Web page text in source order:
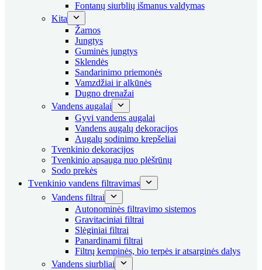
Fontanų siurblių išmanus valdymas
Kita
Žarnos
Jungtys
Guminės jungtys
Sklendės
Sandarinimo priemonės
Vamzdžiai ir alkūnės
Dugno drenažai
Vandens augalai
Gyvi vandens augalai
Vandens augalų dekoracijos
Augalų sodinimo krepšeliai
Tvenkinio dekoracijos
Tvenkinio apsauga nuo plėšrūnų
Sodo prekės
Tvenkinio vandens filtravimas
Vandens filtrai
Autonominės filtravimo sistemos
Gravitaciniai filtrai
Slėginiai filtrai
Panardinami filtrai
Filtrų kempinės, bio terpės ir atsarginės dalys
Vandens siurbliai